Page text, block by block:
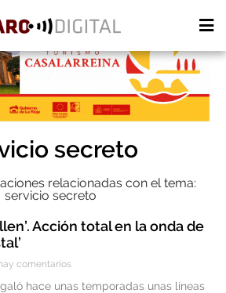
secreto
relacionadas con el tema:
servicio secreto
Acción total en la onda de
comentarios
hace unas temporadas unas líneas